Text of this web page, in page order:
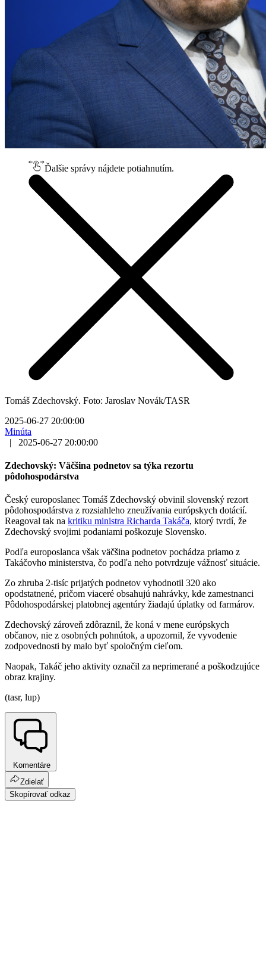
Ďalšie správy nájdete potiahnutím.
Tomáš Zdechovský. Foto: Jaroslav Novák/TASR
2025-06-27 20:00:00
Minúta
|
2025-06-27 20:00:00
Zdechovský: Väčšina podnetov sa týka rezortu
pôdohospodárstva
Český europoslanec Tomáš Zdechovský obvinil slovenský rezort
pôdohospodárstva z rozsiahleho zneužívania európskych dotácií.
Reagoval tak na kritiku ministra Richarda Takáča, ktorý tvrdí, že
Zdechovský svojimi podaniami poškozuje Slovensko.
Podľa europoslanca však väčšina podnetov pochádza priamo z
Takáčovho ministerstva, čo podľa neho potvrdzuje vážnosť situácie.
Zo zhruba 2-tisíc prijatých podnetov vyhodnotil 320 ako
opodstatnené, pričom viaceré obsahujú nahrávky, kde zamestnanci
Pôdohospodárskej platobnej agentúry žiadajú úplatky od farmárov.
Zdechovský zároveň zdôraznil, že koná v mene európskych
občanov, nie z osobných pohnútok, a upozornil, že vyvodenie
zodpovednosti by malo byť spoločným cieľom.
Naopak, Takáč jeho aktivity označil za neprimerané a poškodzujúce
obraz krajiny.
(tasr, lup)
Komentáre
Zdielať
Skopírovať odkaz